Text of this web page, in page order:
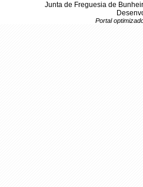
Junta de Freguesia de
Portal